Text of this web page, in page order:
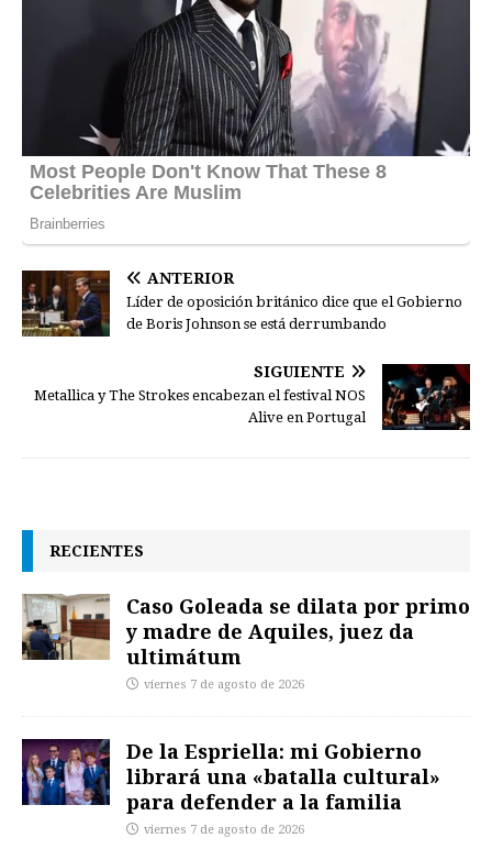
ANTERIOR
Líder de oposición británico dice que el Gobierno
de Boris Johnson se está derrumbando
SIGUIENTE
Metallica y The Strokes encabezan el festival NOS
Alive en Portugal
RECIENTES
Caso Goleada se dilata por primo
y madre de Aquiles, juez da
ultimátum
viernes 7 de agosto de 2026
De la Espriella: mi Gobierno
librará una «batalla cultural»
para defender a la familia
viernes 7 de agosto de 2026